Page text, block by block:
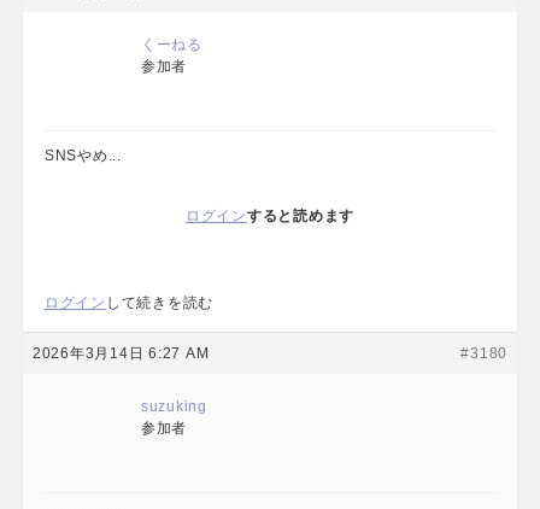
くーねる
参加者
SNSやめ...
ログインすると読めます
ログイン して続きを読む
2026年3月14日 6:27 AM #3180
suzuking
参加者